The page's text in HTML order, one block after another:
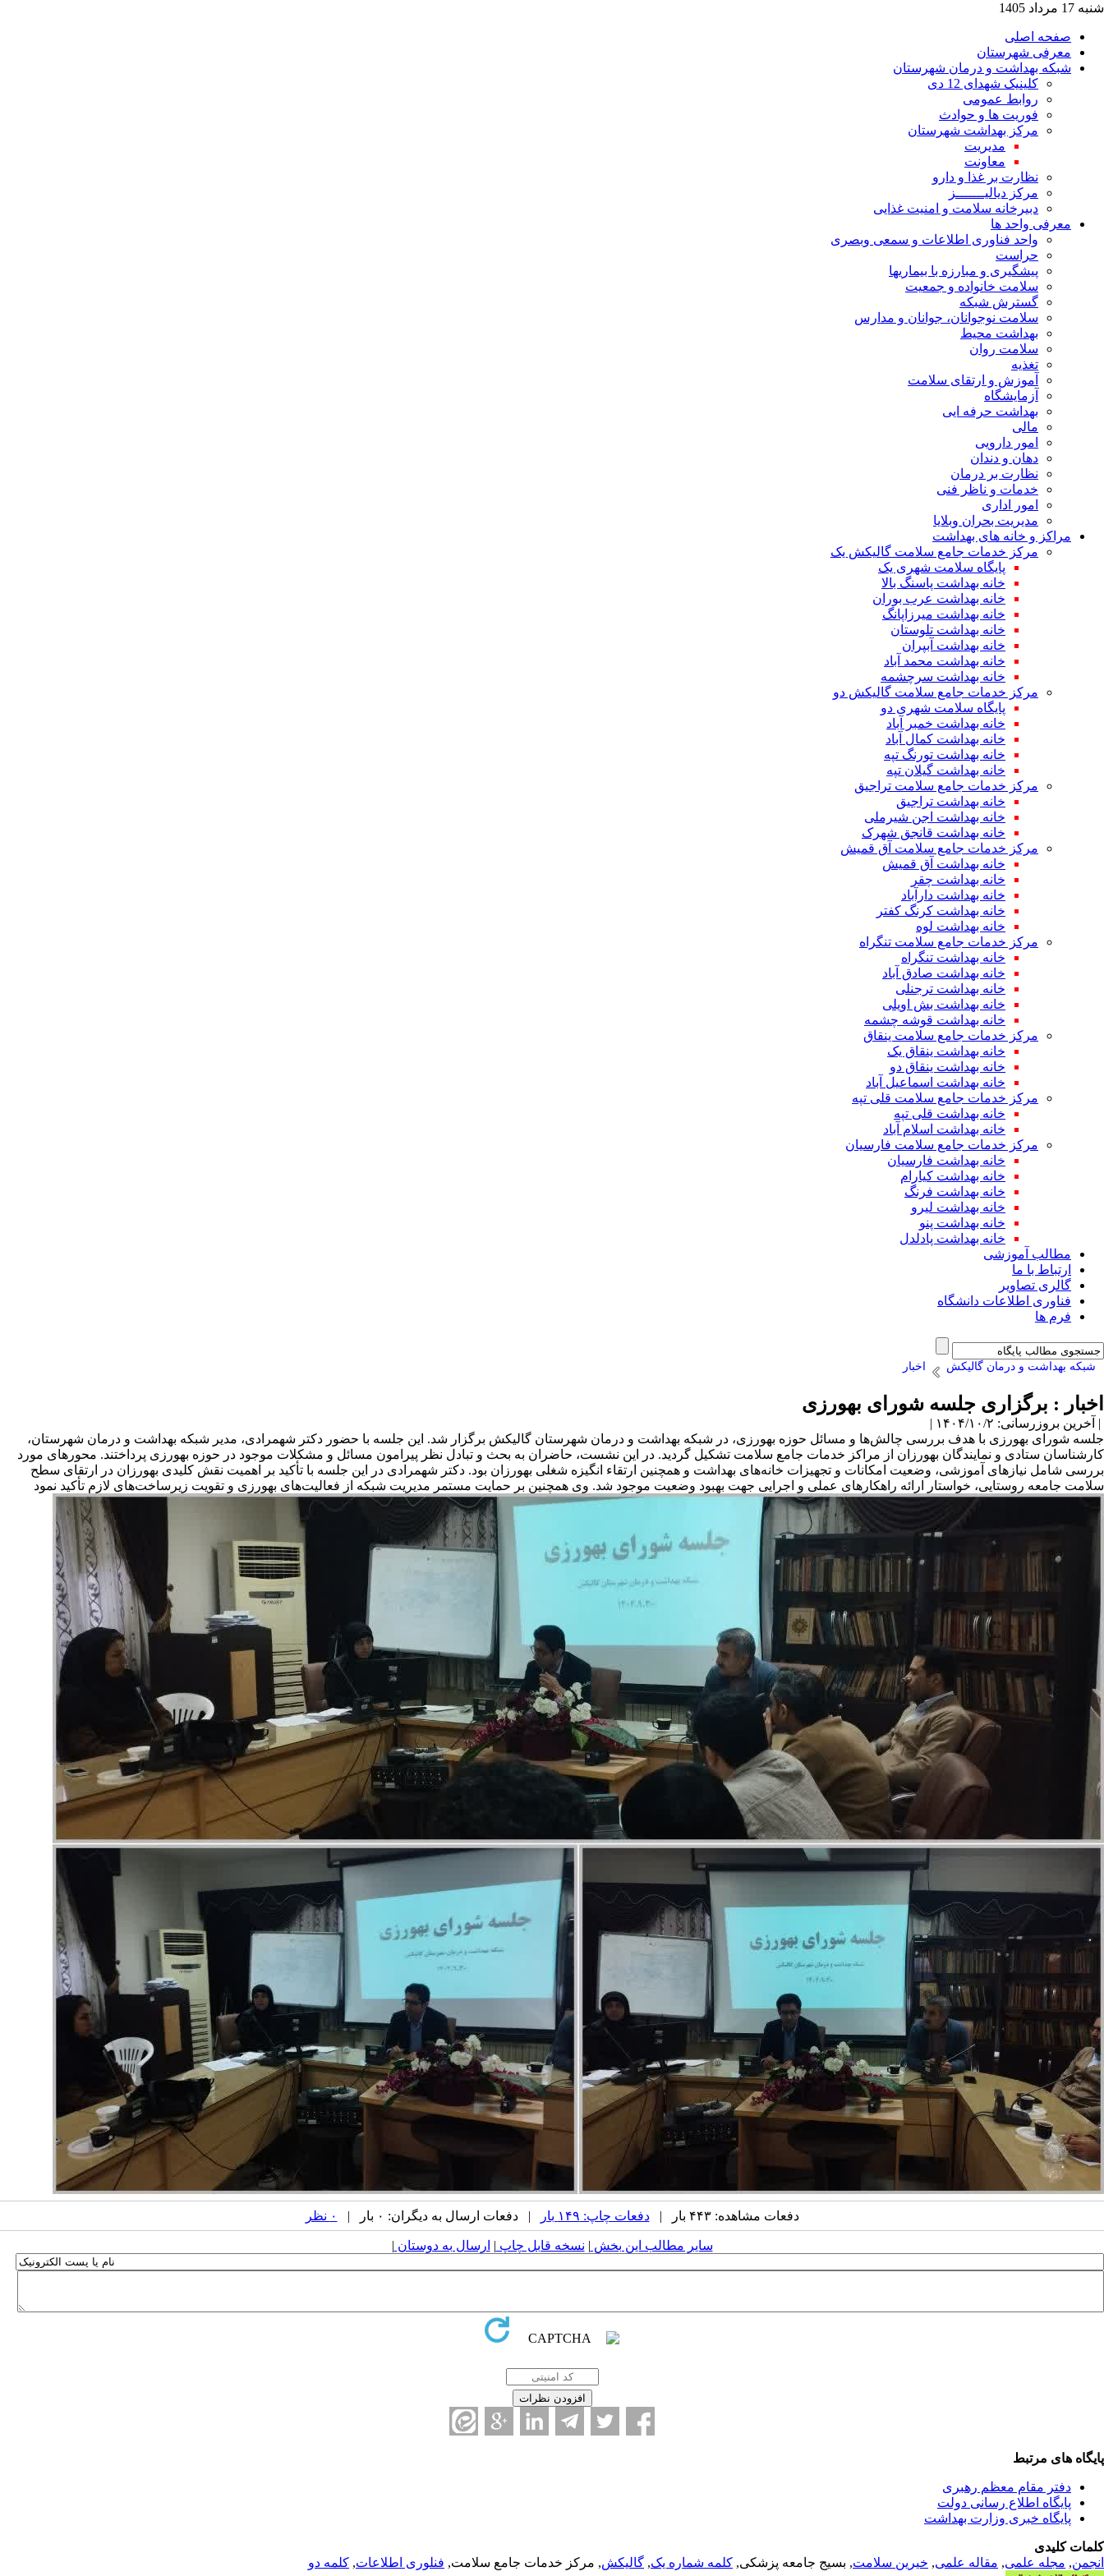
شنبه 17 مرداد 1405
صفحه اصلی
معرفی شهرستان
شبکه بهداشت و درمان شهرستان
کلینیک شهدای 12 دی
روابط عمومی
فوریت ها و حوادث
مرکز بهداشت شهرستان
مدیریت
معاونت
نظارت بر غذا و دارو
مرکز دیالیـــــــز
دبیرخانه سلامت و امنیت غذایی
معرفی واحد ها
واحد فناوری اطلاعات و سمعی وبصری
حراست
پیشگیری و مبارزه با بیماریها
سلامت خانواده و جمعیت
گسترش شبکه
سلامت نوجوانان، جوانان و مدارس
بهداشت محیط
سلامت روان
تغذیه
آموزش و ارتقای سلامت
آزمایشگاه
بهداشت حرفه ایی
مالی
امور دارویی
دهان و دندان
نظارت بر درمان
خدمات و ناظر فنی
امور اداری
مدیریت بحران وبلایا
مراکز و خانه های بهداشت
مرکز خدمات جامع سلامت گالیکش یک
پایگاه سلامت شهری یک
خانه بهداشت پاسنگ بالا
خانه بهداشت عرب بوران
خانه بهداشت میرزاپانگ
خانه بهداشت تلوستان
خانه بهداشت آبپران
خانه بهداشت محمد آباد
خانه بهداشت سرچشمه
مرکز خدمات جامع سلامت گالیکش دو
پایگاه سلامت شهری دو
خانه بهداشت خمبر آباد
خانه بهداشت کمال آباد
خانه بهداشت تورنگ تپه
خانه بهداشت گیلان تپه
مرکز خدمات جامع سلامت تراجیق
خانه بهداشت تراجیق
خانه بهداشت اجن شیرملی
خانه بهداشت قانجق شهرک
مرکز خدمات جامع سلامت آق قمیش
خانه بهداشت آق قمیش
خانه بهداشت چقر
خانه بهداشت دارآباد
خانه بهداشت کرنگ کفتر
خانه بهداشت لوه
مرکز خدمات جامع سلامت تنگراه
خانه بهداشت تنگراه
خانه بهداشت صادق آباد
خانه بهداشت ترجنلی
خانه بهداشت بش اویلی
خانه بهداشت قوشه چشمه
مرکز خدمات جامع سلامت ینقاق
خانه بهداشت ینقاق یک
خانه بهداشت ینقاق دو
خانه بهداشت اسماعیل آباد
مرکز خدمات جامع سلامت قلی تپه
خانه بهداشت قلی تپه
خانه بهداشت اسلام آباد
مرکز خدمات جامع سلامت فارسیان
خانه بهداشت فارسیان
خانه بهداشت کیارام
خانه بهداشت فرنگ
خانه بهداشت لیرو
خانه بهداشت پنو
خانه بهداشت پادلدل
مطالب آموزشی
ارتباط با ما
گالری تصاویر
فناوری اطلاعات دانشگاه
فرم ها
شبکه بهداشت و درمان گالیکش اخبار
اخبار : برگزاری جلسه شورای بهورزی
| آخرین بروزرسانی: ۱۴۰۴/۱۰/۲ |
جلسه شورای بهورزی با هدف بررسی چالش‌ها و مسائل حوزه بهورزی، در شبکه بهداشت و درمان شهرستان گالیکش برگزار شد. این جلسه با حضور دکتر شهمرادی، مدیر شبکه بهداشت و درمان شهرستان،
کارشناسان ستادی و نمایندگان بهورزان از مراکز خدمات جامع سلامت تشکیل گردید. در این نشست، حاضران به بحث و تبادل نظر پیرامون مسائل و مشکلات موجود در حوزه بهورزی پرداختند. محورهای مورد
بررسی شامل نیازهای آموزشی، وضعیت امکانات و تجهیزات خانه‌های بهداشت و همچنین ارتقاء انگیزه شغلی بهورزان بود. دکتر شهمرادی در این جلسه با تأکید بر اهمیت نقش کلیدی بهورزان در ارتقای سطح
سلامت جامعه روستایی، خواستار ارائه راهکارهای عملی و اجرایی جهت بهبود وضعیت موجود شد. وی همچنین بر حمایت مستمر مدیریت شبکه از فعالیت‌های بهورزی و تقویت زیرساخت‌های لازم تأکید نمود
دفعات مشاهده: ۴۴۳ بار | دفعات چاپ: ۱۴۹ بار | دفعات ارسال به دیگران: ۰ بار | ۰ نظر
سایر مطالب این بخش | نسخه قابل چاپ | ارسال به دوستان |
پایگاه های مرتبط
دفتر مقام معظم رهبری
پایگاه اطلاع رسانی دولت
پایگاه خبری وزارت بهداشت
کلمات کلیدی
انجمن, مجله علمی, مقاله علمی, خیرین سلامت, بسیج جامعه پزشکی, کلمه شماره یک, گالیکش, مرکز خدمات جامع سلامت, فنلوری اطلاعات, کلمه دو